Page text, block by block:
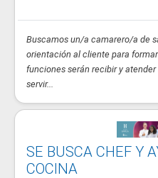
Buscamos un/a camarero/a de
orientación al cliente para
funciones serán recibir y
servir...
SE BUSCA CHEF Y
COCINA